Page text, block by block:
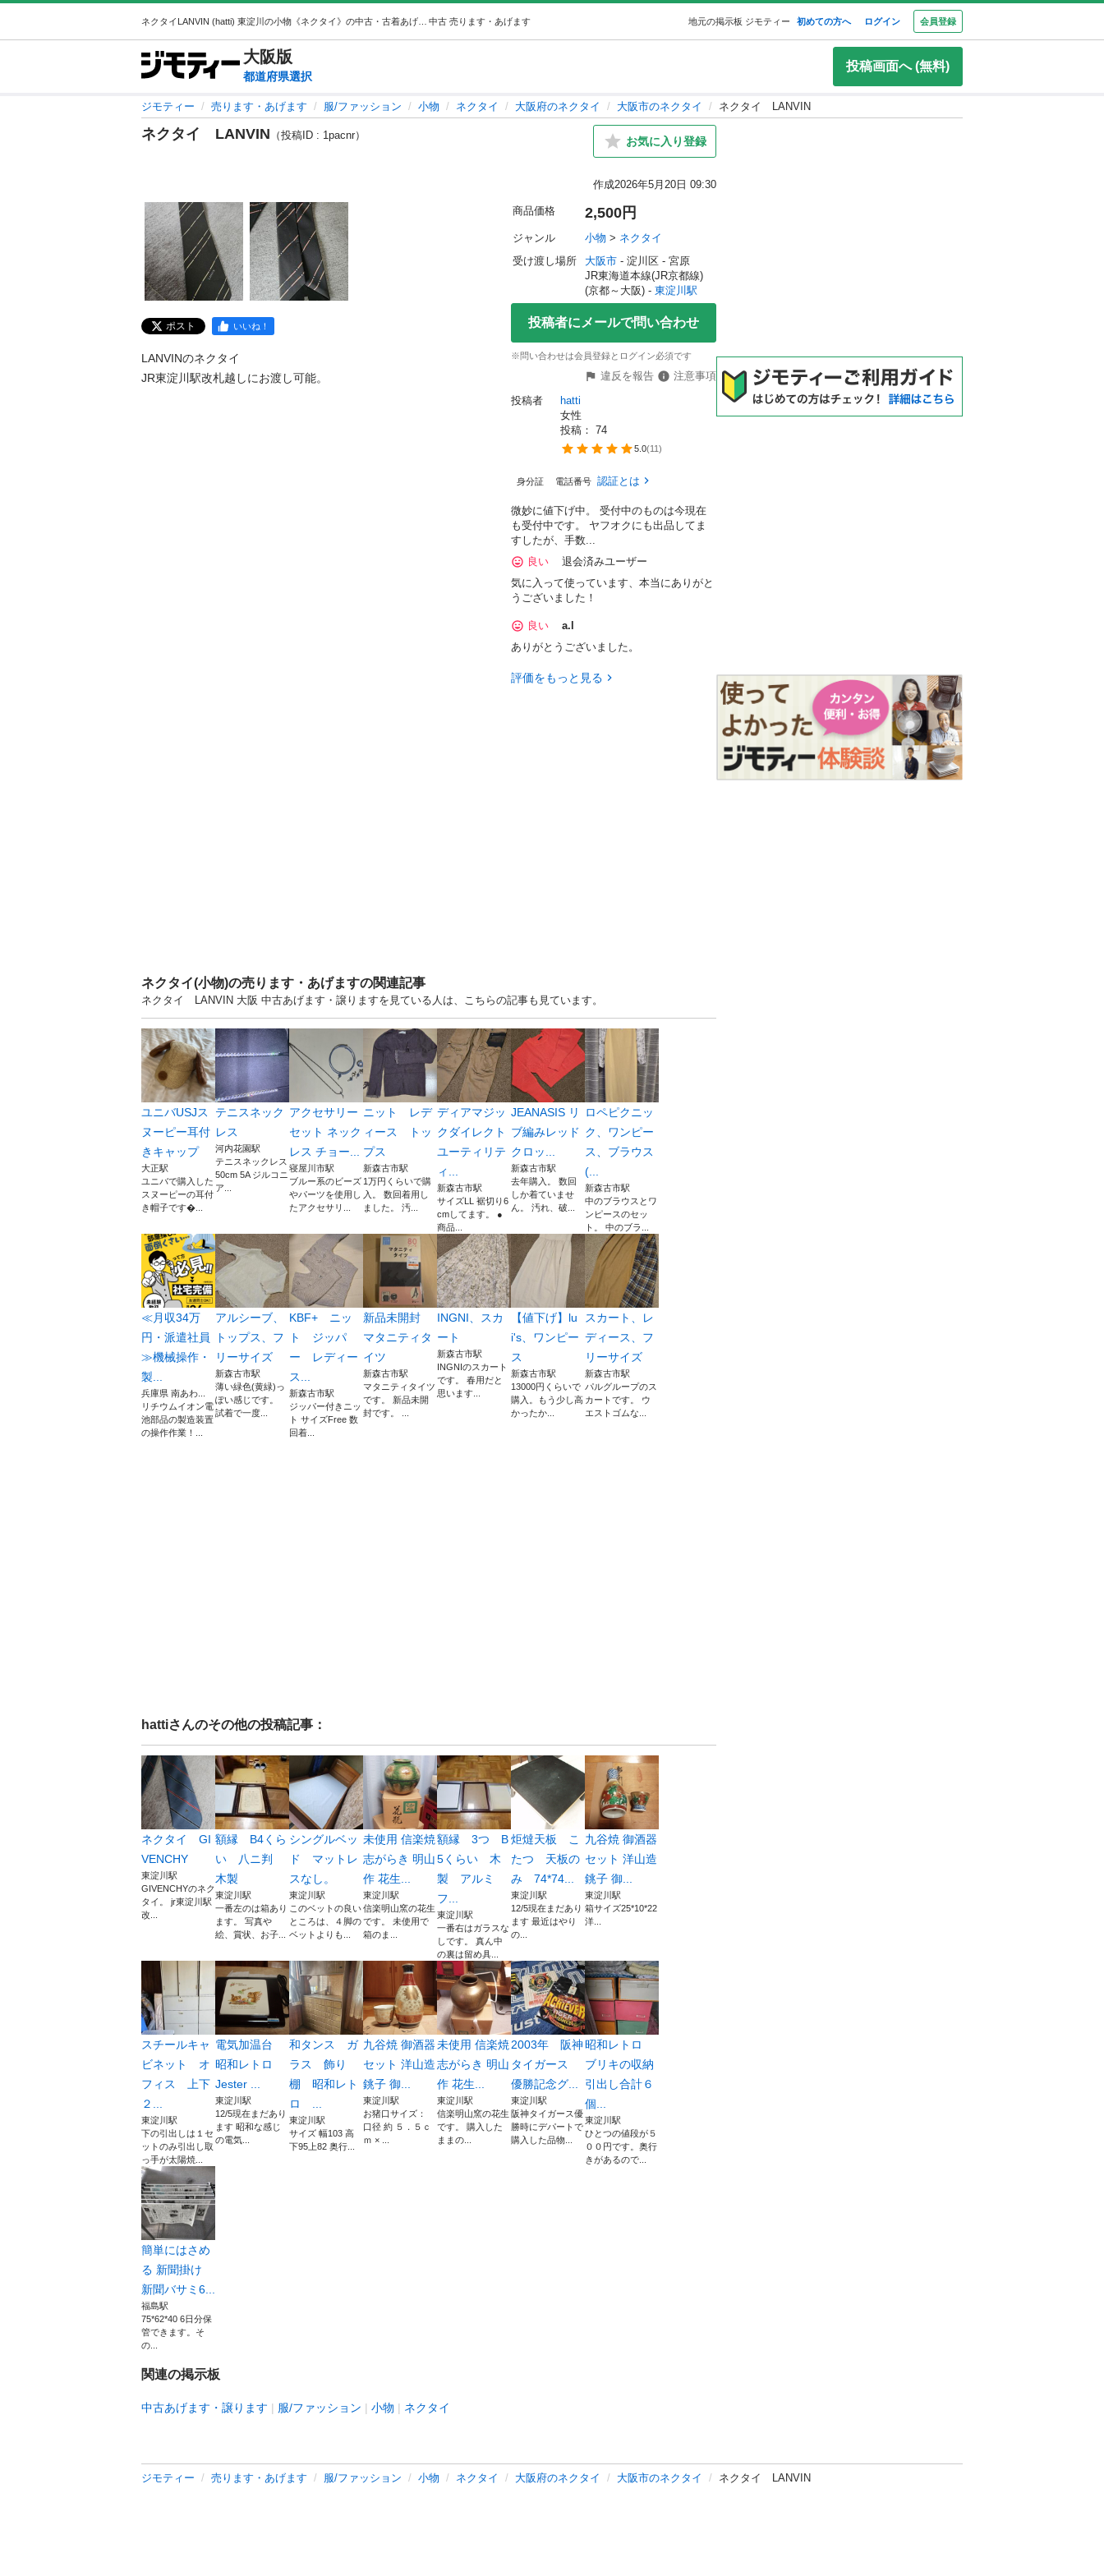
中古 売ります・あげます 地元の掲示板 ジモティー 初めての方へ ログイン 会員登録
大阪版
都道府県選択
投稿画面へ (無料)
ジモティー 売ります・あげます 服/ファッション 小物 ネクタイ 大阪府のネクタイ 大阪市のネクタイ ネクタイ LANVIN
ネクタイ LANVIN （投稿ID : 1pacnr） お気に入り登録
作成2026年5月20日 09:30
ポスト いいね！
LANVINのネクタイ
JR東淀川駅改札越しにお渡し可能。
商品価格 2,500円
ジャンル 小物 > ネクタイ
受け渡し場所
大阪市 - 淀川区 - 宮原
JR東海道本線(JR京都線)
(京都～大阪) - 東淀川駅
投稿者にメールで問い合わせ
※問い合わせは会員登録とログイン必須です
違反を報告
注意事項
投稿者
hatti
女性
投稿： 74
5.0(11)
身分証 電話番号 認証とは
微妙に値下げ中。 受付中のものは今現在
も受付中です。 ヤフオクにも出品してま
すしたが、手数...
良い
退会済みユーザー
気に入って使っています、本当にありがと
うございました！
良い
a.l
ありがとうございました。
評価をもっと見る
ネクタイ(小物)の売ります・あげますの関連記事
ネクタイ LANVIN 大阪 中古あげます・譲りますを見ている人は、こちらの記事も見ています。
ユニバUSJス
ヌーピー耳付
きキャップ
大正駅
ユニバで購入した
スヌーピーの耳付
き帽子です...
テニスネック
レス
河内花園駅
テニスネックレス
50cm 5A ジルコニ
ア...
アクセサリー
セット ネック
レス チョー...
寝屋川市駅
ブルー系のビーズ
やパーツを使用し
たアクセサリ...
ニット レデ
ィース トッ
プス
新森古市駅
1万円くらいで購
入。 数回着用し
ました。 汚...
ディアマジッ
クダイレクト
ユーティリテ
ィ...
新森古市駅
サイズLL 裾切り6
cmしてます。 ●
商品...
JEANASIS リ
ブ編みレッド
クロッ...
新森古市駅
去年購入。 数回
しか着ていませ
ん。 汚れ、破...
ロペピクニッ
ク、ワンピー
ス、ブラウス
(...
新森古市駅
中のブラウスとワ
ンピースのセッ
ト。 中のブラ...
≪月収34万
円・派遣社員
≫機械操作・
製...
兵庫県 南あわ...
リチウムイオン電
池部品の製造装置
の操作作業！...
アルシーブ、
トップス、フ
リーサイズ
新森古市駅
薄い緑色(黄緑)っ
ぽい感じです。
試着で一度...
KBF+ ニッ
ト ジッパ
ー レディー
ス...
新森古市駅
ジッパー付きニッ
ト サイズFree 数
回着...
新品未開封
マタニティタ
イツ
新森古市駅
マタニティタイツ
です。 新品未開
封です。 ...
INGNI、スカ
ート
新森古市駅
INGNIのスカート
です。 春用だと
思います...
【値下げ】lu
i's、ワンピー
ス
新森古市駅
13000円くらいで
購入。もう少し高
かったか...
スカート、レ
ディース、フ
リーサイズ
新森古市駅
パルグループのス
カートです。 ウ
エストゴムな...
hattiさんのその他の投稿記事：
ネクタイ GI
VENCHY
東淀川駅
GIVENCHYのネク
タイ。 jr東淀川駅
改...
額縁 B4くら
い 八ニ判
木製
東淀川駅
一番左のは箱あり
ます。 写真や
絵、賞状、お子...
シングルベッ
ド マットレ
スなし。
東淀川駅
このベットの良い
ところは、４脚の
ベットよりも...
未使用 信楽焼
志がらき 明山
作 花生...
東淀川駅
信楽明山窯の花生
です。 未使用で
箱のま...
額縁 3つ B
5くらい 木
製 アルミ
フ...
東淀川駅
一番右はガラスな
しです。 真ん中
の裏は留め具...
炬燵天板 こ
たつ 天板の
み 74*74...
東淀川駅
12/5現在まだあり
ます 最近はやり
の...
九谷焼 御酒器
セット 洋山造
銚子 御...
東淀川駅
箱サイズ25*10*22
洋...
スチールキャ
ビネット オ
フィス 上下
２...
東淀川駅
下の引出しは１セ
ットのみ引出し取
っ手が太陽焼...
電気加温台
昭和レトロ
Jester ...
東淀川駅
12/5現在まだあり
ます 昭和な感じ
の電気...
和タンス ガ
ラス 飾り
棚 昭和レト
ロ ...
東淀川駅
サイズ 幅103 高
下95上82 奥行...
九谷焼 御酒器
セット 洋山造
銚子 御...
東淀川駅
お猪口サイズ：
口径 約 ５．５ｃ
ｍ × ...
未使用 信楽焼
志がらき 明山
作 花生...
東淀川駅
信楽明山窯の花生
です。 購入した
ままの...
2003年 阪神
タイガース
優勝記念グ...
東淀川駅
阪神タイガース優
勝時にデパートで
購入した品物...
昭和レトロ
ブリキの収納
引出し合計６
個...
東淀川駅
ひとつの値段が５
００円です。奥行
きがあるので...
簡単にはさめ
る 新聞掛け
新聞バサミ6...
福島駅
75*62*40 6日分保
管できます。そ
の...
関連の掲示板
中古あげます・譲ります 服/ファッション 小物 ネクタイ
ジモティー 売ります・あげます 服/ファッション 小物 ネクタイ 大阪府のネクタイ 大阪市のネクタイ ネクタイ LANVIN